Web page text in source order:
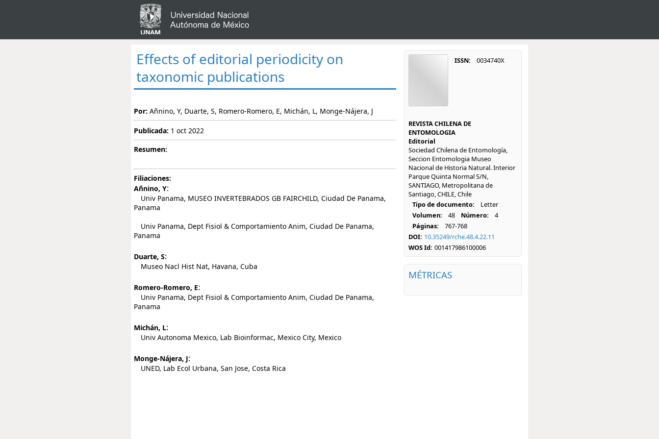
Effects of editorial periodicity on
taxonomic publications
Por: Añnino, Y, Duarte, S, Romero-Romero, E, Michán, L, Monge-Nájera, J
Publicada: 1 oct 2022
Resumen:
Filiaciones:
Añnino, Y:
Univ Panama, MUSEO INVERTEBRADOS GB FAIRCHILD, Ciudad De Panama,
Panama
Univ Panama, Dept Fisiol & Comportamiento Anim, Ciudad De Panama,
Panama
Duarte, S:
Museo Nacl Hist Nat, Havana, Cuba
Romero-Romero, E:
Univ Panama, Dept Fisiol & Comportamiento Anim, Ciudad De Panama,
Panama
Michán, L:
Univ Autonoma Mexico, Lab Bioinformac, Mexico City, Mexico
Monge-Nájera, J:
UNED, Lab Ecol Urbana, San Jose, Costa Rica
ISSN: 0034740X
REVISTA CHILENA DE
ENTOMOLOGIA
Editorial
Sociedad Chilena de Entomología,
Seccion Entomologia Museo
Nacional de Historia Natural. Interior
Parque Quinta Normal S/N,
SANTIAGO, Metropolitana de
Santiago, CHILE, Chile
Tipo de documento:
Letter
Volumen:
48 Número:
4
Páginas:
767-768
DOI: 10.35249/rche.48.4.22.11
WOS Id: 001417986100006
MÉTRICAS